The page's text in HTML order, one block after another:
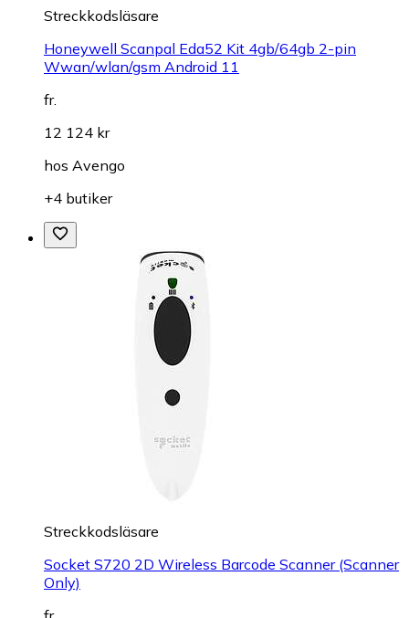
Streckkodsläsare
Honeywell Scanpal Eda52 Kit 4gb/64gb 2-pin
Wwan/wlan/gsm Android 11
fr.
12 124 kr
hos Avengo
+4 butiker
Streckkodsläsare
Socket S720 2D Wireless Barcode Scanner (Scanner
Only)